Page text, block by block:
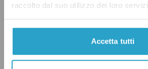
raccolto dal suo utilizzo dei loro servizi.
Accetta tutti